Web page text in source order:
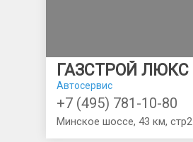
ГАЗСТРОЙ ЛЮКС
Автосервис
+7 (495) 781-10-80
Минское шоссе, 43 км, стр2